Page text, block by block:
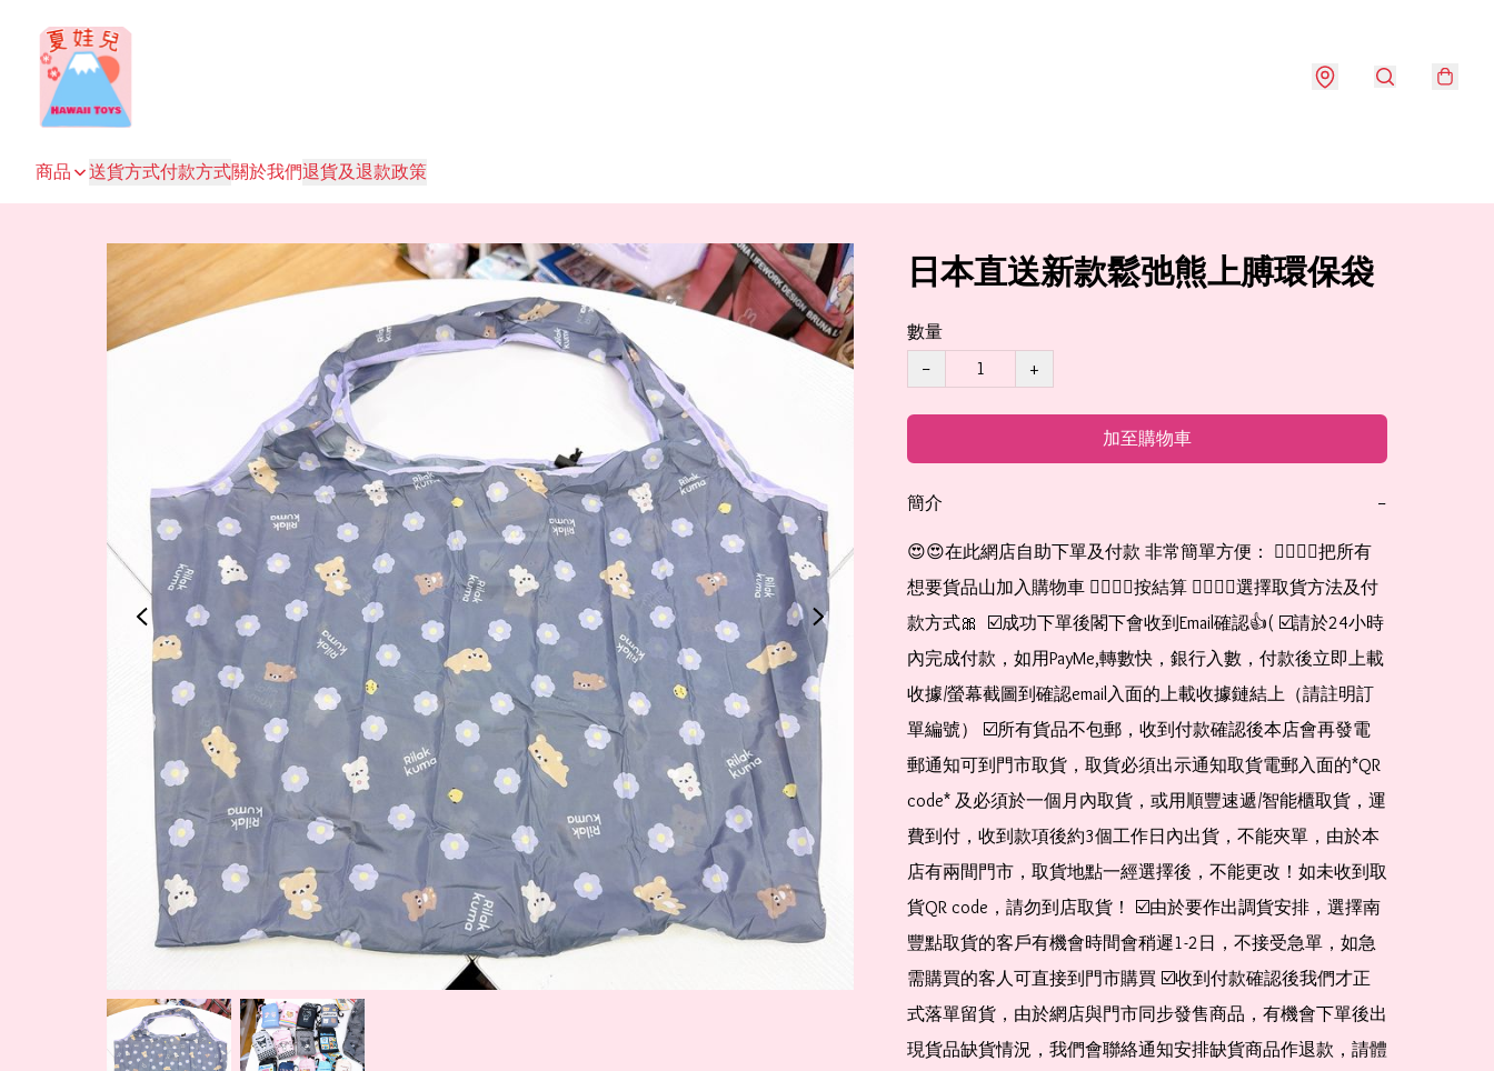
商品 送貨方式付款方式關於我們退貨及退款政策
日本直送新款鬆弛熊上膊環保袋
數量
−
+
加至購物車
簡介 −
😍😍在此網店自助下單及付款 非常簡單方便： 👉🏻👉🏻把所有
想要貨品山加入購物車 👉🏻👉🏻按結算 👉🏻👉🏻選擇取貨方法及付
款方式🎀  ☑️成功下單後閣下會收到Email確認👍( ☑️請於24小時
內完成付款，如用PayMe,轉數快，銀行入數，付款後立即上載
收據/螢幕截圖到確認email入面的上載收據鏈結上（請註明訂
單編號） ☑️所有貨品不包郵，收到付款確認後本店會再發電
郵通知可到門市取貨，取貨必須出示通知取貨電郵入面的*QR
code* 及必須於一個月內取貨，或用順豐速遞/智能櫃取貨，運
費到付，收到款項後約3個工作日內出貨，不能夾單，由於本
店有兩間門市，取貨地點一經選擇後，不能更改！如未收到取
貨QR code，請勿到店取貨！ ☑️由於要作出調貨安排，選擇南
豐點取貨的客戶有機會時間會稍遲1-2日，不接受急單，如急
需購買的客人可直接到門市購買 ☑️收到付款確認後我們才正
式落單留貨，由於網店與門市同步發售商品，有機會下單後出
現貨品缺貨情況，我們會聯絡通知安排缺貨商品作退款，請體